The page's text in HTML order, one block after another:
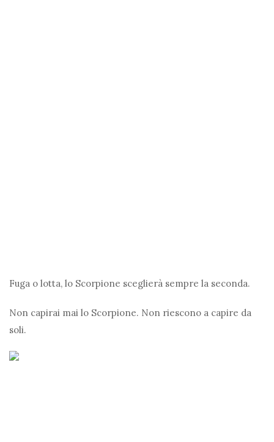
Fuga o lotta, lo Scorpione sceglierà sempre la seconda.
Non capirai mai lo Scorpione. Non riescono a capire da
soli.